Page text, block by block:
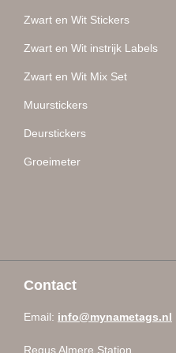
Zwart en Wit Stickers
Zwart en Wit instrijk Labels
Zwart en Wit Mix Set
Muurstickers
Deurstickers
Groeimeter
Contact
Email: info@mynametags.nl
Regus Almere Station